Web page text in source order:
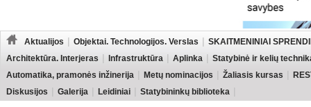
Aktualijos Objektai. Technologijos. Verslas
SKAITMENINIAI
Architektūra. Interjeras
Infrastruktūra Aplinka
Statybinė ir kelių
Automatika, pramonės inžinerija
Metų nominacijos Žaliasis kursas
Diskusijos
Galerija Leidiniai Statybininkų biblioteka